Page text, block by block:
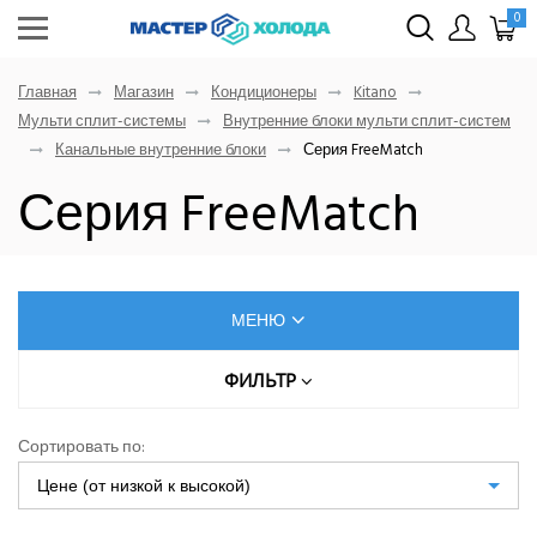
0
Главная Магазин Кондиционеры
Kitano
Мульти сплит-системы
Внутренние блоки мульти сплит-систем
Канальные внутренние блоки
Серия FreeMatch
Серия FreeMatch
МЕНЮ
AUX
Dahatsu
Denko
ФИЛЬТР
Цена (руб.)
До
Сортировать по:
Цене (от низкой к высокой)